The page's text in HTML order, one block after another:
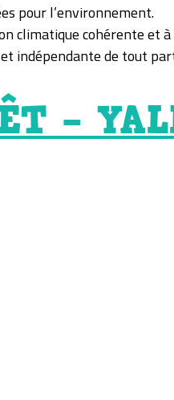
pour l’environnement.
climatique cohérente et
indépendante de tout
–